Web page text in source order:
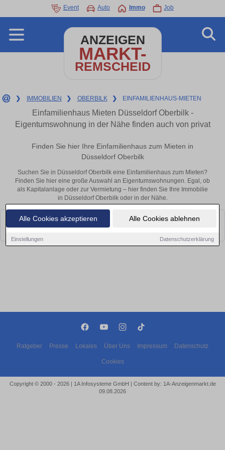
Alle Cookies akzeptieren Alle Cookies ablehnen
Einstellungen Datenschutzerklärung
Event Auto Immo Job
ANZEIGEN
MARKT-
REMSCHEID
❯ IMMOBILIEN ❯ OBERBILK ❯ EINFAMILIENHAUS-MIETEN
Einfamilienhaus Mieten Düsseldorf Oberbilk -
Eigentumswohnung in der Nähe finden auch von privat
Finden Sie hier Ihre Einfamilienhaus zum Mieten in
Düsseldorf Oberbilk
Suchen Sie in Düsseldorf Oberbilk eine Einfamilienhaus zum Mieten?
Finden Sie hier eine große Auswahl an Eigentumswohnungen. Egal, ob
als Kapitalanlage oder zur Vermietung – hier finden Sie Ihre Immobilie
in Düsseldorf Oberbilk oder in der Nähe.
Leider konnten wir derzeit keine passenden Objekte finden. Schauen Sie
bald wieder vorbei!
Ratgeber Presse Lokales Über Uns Impressum Datenschutz
Cookies
Copyright © 2000 - 2026 | 1A Infosysteme GmbH | Content by: 1A-Anzeigenmarkt.de
09.08.2026